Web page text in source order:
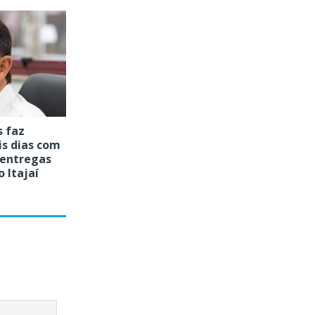
faz
dias com
Itajaí